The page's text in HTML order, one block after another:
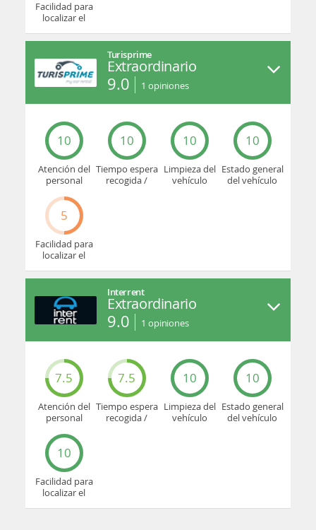
Facilidad para
localizar el
oficina
Turisprime
Extraordinario
9.0 1 opiniones
10
Atención del
personal
10
Tiempo espera
recogida /
10
Limpieza del
vehículo
10
Estado general
del vehículo
5
Facilidad para
localizar el
oficina
Interrent
Extraordinario
9.0 1 opiniones
7.5
Atención del
personal
7.5
Tiempo espera
recogida /
10
Limpieza del
vehículo
10
Estado general
del vehículo
10
Facilidad para
localizar el